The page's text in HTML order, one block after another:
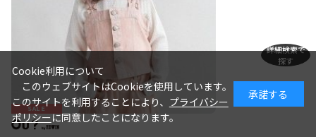
SALE
詳細検索で
探す
Cookie利用について
このウェブサイトはCookieを使用しています。
このサイトを利用することにより、 プライバシー
ポリシーに同意したことになります。
承諾する